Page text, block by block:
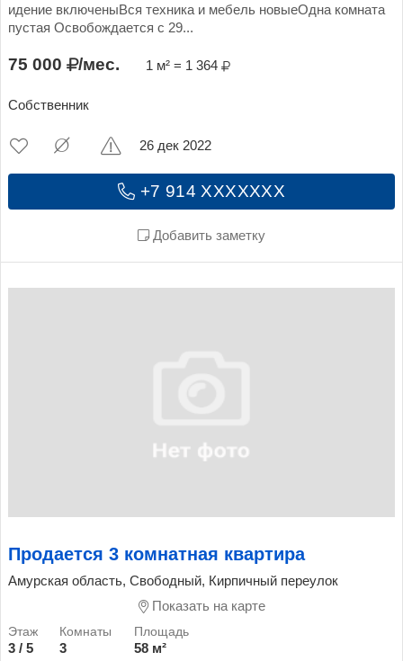
идение включеныВся техника и мебель новыеОдна комната
пустая Освобождается с 29...
75 000 /мес. 1 м² = 1 364
Собственник
+7 914 XXXXXXX
Добавить заметку
26 дек 2022
Продается 3 комнатная квартира
Амурская область, Свободный, Кирпичный переулок
Показать на карте
3 / 5 3 58 м²